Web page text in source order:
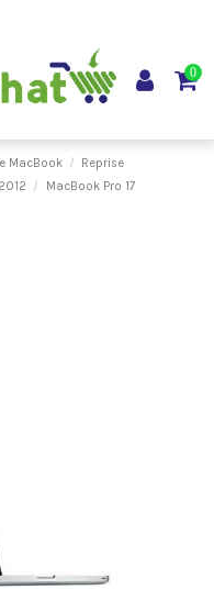
0
MacBook
Reprise
MacBook Pro 17